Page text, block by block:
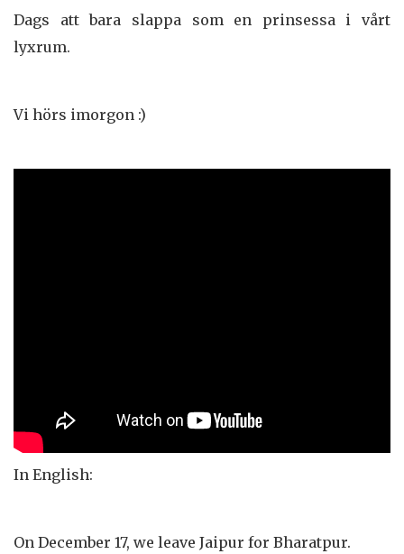
Dags att bara slappa som en prinsessa i vårt
lyxrum.
Vi hörs imorgon :)
In English:
On December 17, we leave Jaipur for Bharatpur.